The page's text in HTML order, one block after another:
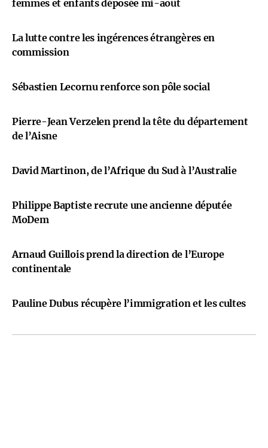
femmes et enfants déposée mi-août
La lutte contre les ingérences étrangères en
commission
Sébastien Lecornu renforce son pôle social
Pierre-Jean Verzelen prend la tête du département
de l’Aisne
David Martinon, de l’Afrique du Sud à l’Australie
Philippe Baptiste recrute une ancienne députée
MoDem
Arnaud Guillois prend la direction de l’Europe
continentale
Pauline Dubus récupère l’immigration et les cultes